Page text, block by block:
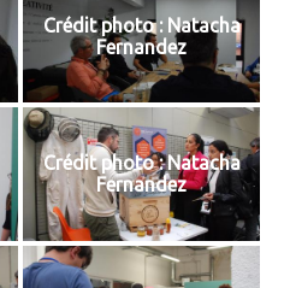
Crédit photo : Natacha
Fernandez
Crédit photo : Natacha
Fernandez